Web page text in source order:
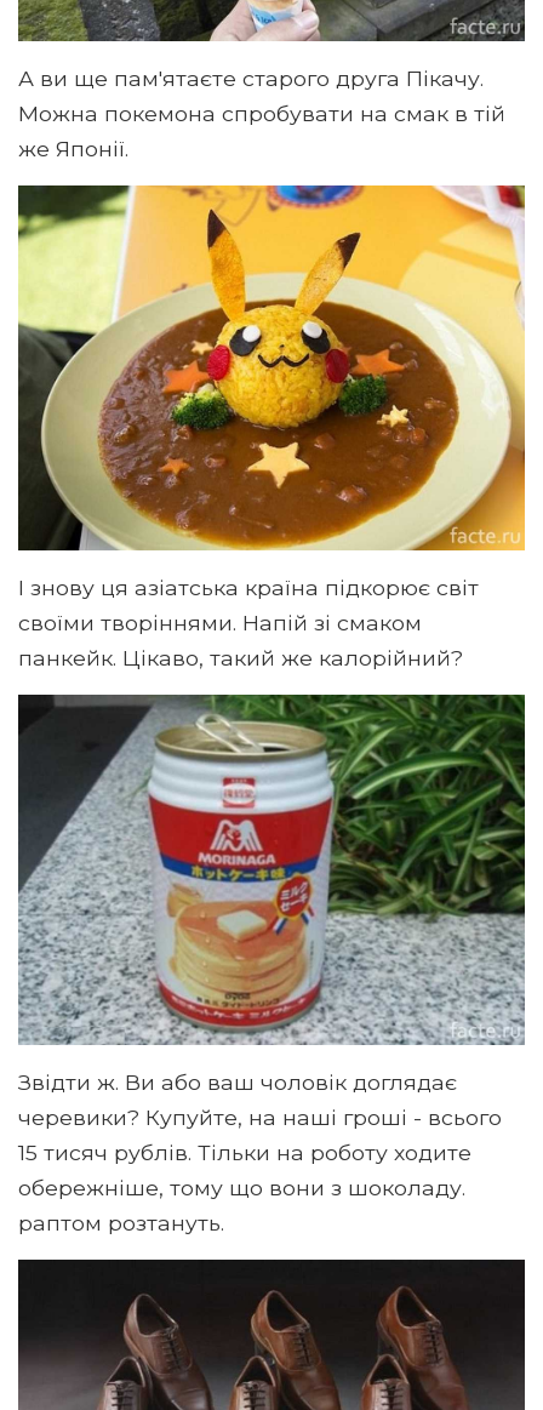
А ви ще пам'ятаєте старого друга Пікачу.
Можна покемона спробувати на смак в тій
же Японії.
І знову ця азіатська країна підкорює світ
своїми творіннями. Напій зі смаком
панкейк. Цікаво, такий же калорійний?
Звідти ж. Ви або ваш чоловік доглядає
черевики? Купуйте, на наші гроші - всього
15 тисяч рублів. Тільки на роботу ходите
обережніше, тому що вони з шоколаду.
раптом розтануть.